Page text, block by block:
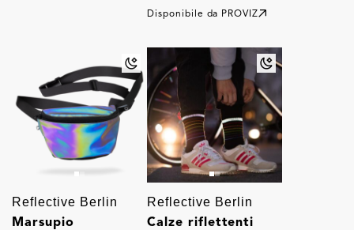
Disponibile da PROVIZ
Reflective Berlin
Marsupio
Reflective Berlin
Calze riflettenti